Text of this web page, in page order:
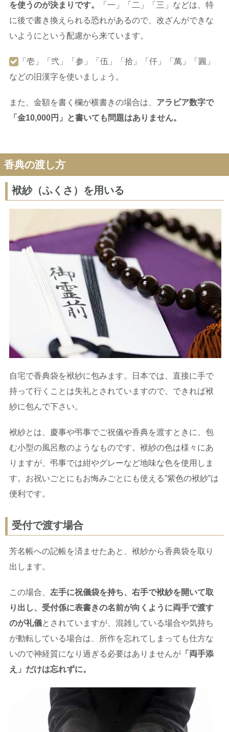
を使うのが決まりです。
「一」「二」「三」などは、特
に後で書き換えられる恐れがあるので、改ざんができな
いようにという配慮から来ています。
「壱」「弐」「参」「伍」「拾」「仟」「萬」「圓」
などの旧漢字を使いましょう。
また、金額を書く欄が横書きの場合は、 アラビア数字で
「金10,000円」と書いても問題はありません。
香典の渡し方
袱紗（ふくさ）を用いる
自宅で香典袋を袱紗に包みます。日本では、直接に手で
持って行くことは失礼とされていますので、できれば袱
紗に包んで下さい。
袱紗とは、慶事や弔事でご祝儀や香典を渡すときに、包
む小型の風呂敷のようなものです。袱紗の色は様々にあ
りますが、弔事では紺やグレーなど地味な色を使用しま
す。お祝いごとにもお悔みごとにも使える”紫色の袱紗”は
便利です。
受付で渡す場合
芳名帳への記帳を済ませたあと、袱紗から香典袋を取り
出します。
この場合、 左手に祝儀袋を持ち、右手で袱紗を開いて取
り出し、受付係に表書きの名前が向くように両手で渡す
のが礼儀とされていますが、混雑している場合や気持ち
が動転している場合は、所作を忘れてしまっても仕方な
いので神経質になり過ぎる必要はありませんが 「両手添
え」だけは忘れずに。